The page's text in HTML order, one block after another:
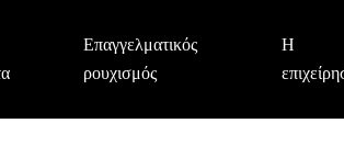
Επαγγελματικός
ρουχισμός
Η